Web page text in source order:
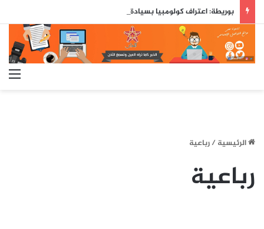
الرئيسية/رباعية
رباعية